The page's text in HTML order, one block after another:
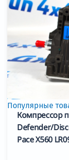
Популярные
Компрессор
Defender/
Pace X560